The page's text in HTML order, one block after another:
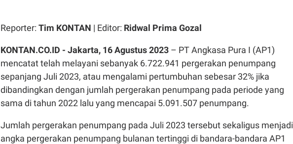
Reporter: Tim KONTAN | Editor: Ridwal Prima Gozal
KONTAN.CO.ID - Jakarta, 16 Agustus 2023 – PT Angkasa Pura I (AP1)
mencatat telah melayani sebanyak 6.722.941 pergerakan penumpang
sepanjang Juli 2023, atau mengalami pertumbuhan sebesar 32% jika
dibandingkan dengan jumlah pergerakan penumpang pada periode yang
sama di tahun 2022 lalu yang mencapai 5.091.507 penumpang.
Jumlah pergerakan penumpang pada Juli 2023 tersebut sekaligus menjadi
angka pergerakan penumpang bulanan tertinggi di bandara-bandara AP1